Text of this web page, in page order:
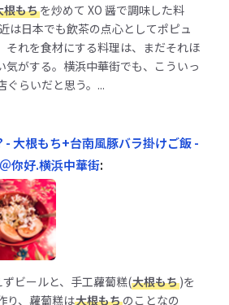
根もちを炒めて XO 醤で調味した料
は日本でも飲茶の点心としてポピュ
それを食材にする料理は、まだそれほ
気がする。横浜中華街でも、こういっ
ぐらいだと思う。...
- 大根もち+台南風豚バラ掛けご飯 -
你好.横浜中華街:
ビールと、手工蘿蔔糕(大根もち)を
り、蘿蔔糕は大根もちのことなの